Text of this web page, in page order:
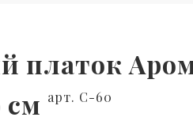
платок
см арт. С-60